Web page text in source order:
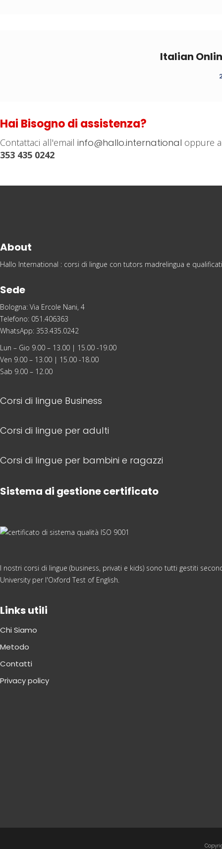
Italian
Hai Bisogno di assistenza?
Contattaci all'email info@hallo.international oppure
353 435 0242
About
Hallo International : corsi di lingue con tutors madrelingua e
Sede
Bologna: Via Ercole Nani, 4
Telefono: 051.406363
WhatsApp: 353.435.0242
Lun – Gio 9.00 – 13.00 | 15.00 -19.00
Ven 9.00 – 13.00 | 15.00 -18.00
Sab 9.00 – 12.00
Corsi di lingue Business
Corsi di lingue per adulti
Corsi di lingue per bambini e ragazzi
Sistema di gestione certificato
I nostri corsi di lingue (business, privati e kids) sono tutti gestiti
University per l'Oxford Test of English.
Links utili
Chi Siamo
Metodo
Contatti
Privacy policy